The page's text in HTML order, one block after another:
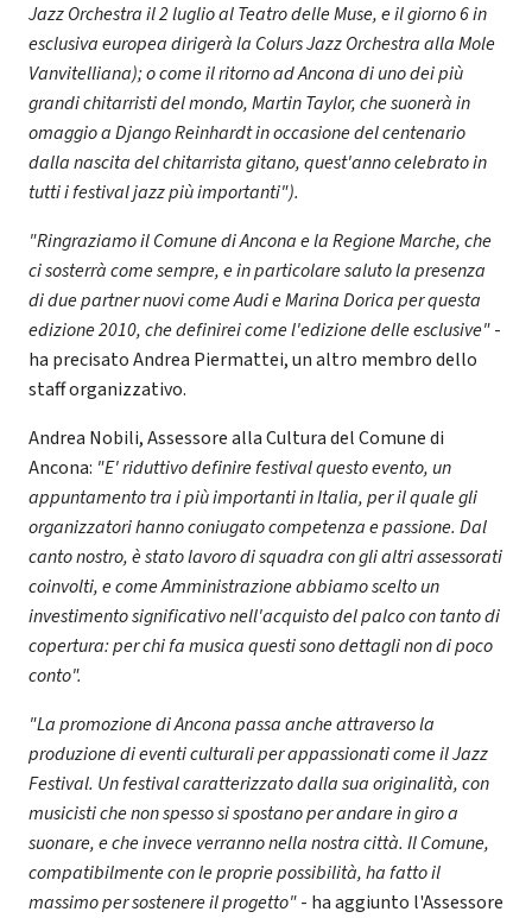
Jazz Orchestra il 2 luglio al Teatro delle Muse, e il giorno 6 in
esclusiva europea dirigerà la Colurs Jazz Orchestra alla Mole
Vanvitelliana); o come il ritorno ad Ancona di uno dei più
grandi chitarristi del mondo, Martin Taylor, che suonerà in
omaggio a Django Reinhardt in occasione del centenario
dalla nascita del chitarrista gitano, quest'anno celebrato in
tutti i festival jazz più importanti").
"Ringraziamo il Comune di Ancona e la Regione Marche, che
ci sosterrà come sempre, e in particolare saluto la presenza
di due partner nuovi come Audi e Marina Dorica per questa
edizione 2010, che definirei come l'edizione delle esclusive"-
ha precisato Andrea Piermattei, un altro membro dello
staff organizzativo.
Andrea Nobili, Assessore alla Cultura del Comune di
Ancona: "E' riduttivo definire festival questo evento, un
appuntamento tra i più importanti in Italia, per il quale gli
organizzatori hanno coniugato competenza e passione. Dal
canto nostro, è stato lavoro di squadra con gli altri assessorati
coinvolti, e come Amministrazione abbiamo scelto un
investimento significativo nell'acquisto del palco con tanto di
copertura: per chi fa musica questi sono dettagli non di poco
conto".
"La promozione di Ancona passa anche attraverso la
produzione di eventi culturali per appassionati come il Jazz
Festival. Un festival caratterizzato dalla sua originalità, con
musicisti che non spesso si spostano per andare in giro a
suonare, e che invece verranno nella nostra città. Il Comune,
compatibilmente con le proprie possibilità, ha fatto il
massimo per sostenere il progetto"- ha aggiunto l'Assessore